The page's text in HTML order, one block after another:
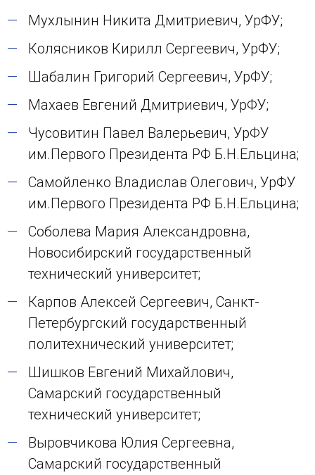
Мухлынин Никита Дмитриевич, УрФУ;
Колясников Кирилл Сергеевич, УрФУ;
Шабалин Григорий Сергеевич, УрФУ;
Махаев Евгений Дмитриевич, УрФУ;
Чусовитин Павел Валерьевич, УрФУ
им.Первого Президента РФ Б.Н.Ельцина;
Самойленко Владислав Олегович, УрФУ
им.Первого Президента РФ Б.Н.Ельцина;
Соболева Мария Александровна,
Новосибирский государственный
технический университет;
Карпов Алексей Сергеевич, Санкт-
Петербургский государственный
политехнический университет;
Шишков Евгений Михайлович,
Самарский государственный
технический университет;
Выровчикова Юлия Сергеевна,
Самарский государственный